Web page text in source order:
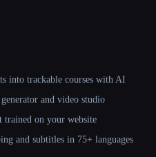
into trackable courses with AI
and video studio
trained on your website
and subtitles in 75+ languages